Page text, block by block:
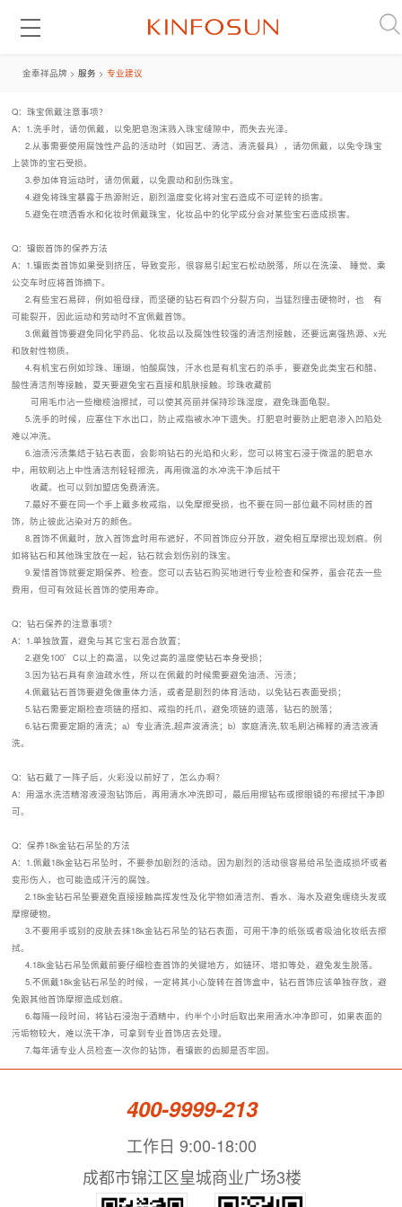
金奉祥品牌 > 服务 > 专业建议
Q：珠宝佩戴注意事项？
A：1.洗手时，请勿佩戴，以免肥皂泡沫溅入珠宝缝隙中，而失去光泽。
2.从事需要使用腐蚀性产品的活动时（如园艺、清洁、清洗餐具），请勿佩戴，以免令珠宝
上装饰的宝石受损。
3.参加体育运动时，请勿佩戴，以免震动和刮伤珠宝。
4.避免将珠宝暴露于热源附近，剧烈温度变化将对宝石造成不可逆转的损害。
5.避免在喷洒香水和化妆时佩戴珠宝，化妆品中的化学成分会对某些宝石造成损害。
Q：镶嵌首饰的保养方法
A：1.镶嵌类首饰如果受到挤压，导致变形，很容易引起宝石松动脱落，所以在洗澡、 睡觉、乘
公交车时应将首饰摘下。
2.有些宝石易碎，例如祖母绿，而坚硬的钻石有四个分裂方向，当猛烈撞击硬物时，也 有
可能裂开，因此运动和劳动时不宜佩戴首饰。
3.佩戴首饰要避免同化学药品、化妆品以及腐蚀性较强的清洁剂接触，还要远离强热源、x光
和放射性物质。
4.有机宝石例如珍珠、珊瑚，怕酸腐蚀，汗水也是有机宝石的杀手，要避免此类宝石和醋、
酸性清洁剂等接触，夏天要避免宝石直接和肌肤接触。珍珠收藏前
可用毛巾沾一些橄榄油擦拭，可以使其亮丽并保持珍珠湿度，避免珠面龟裂。
5.洗手的时候，应塞住下水出口，防止戒指被水冲下遗失。打肥皂时要防止肥皂渗入凹陷处
难以冲洗。
6.油渍污渍集结于钻石表面，会影响钻石的光焰和火彩，您可以将宝石浸于微温的肥皂水
中，用软刷沾上中性清洁剂轻轻擦洗，再用微温的水冲洗干净后拭干
收藏。也可以到加盟店免费清洗。
7.最好不要在同一个手上戴多枚戒指，以免摩擦受损，也不要在同一部位戴不同材质的首
饰，防止彼此沾染对方的颜色。
8.首饰不佩戴时，放入首饰盒时用布遮好，不同首饰应分开放，避免相互摩擦出现划痕。例
如将钻石和其他珠宝放在一起，钻石就会划伤别的珠宝。
9.爱惜首饰就要定期保养、检查。您可以去钻石购买地进行专业检查和保养，虽会花去一些
费用，但可有效延长首饰的使用寿命。
Q：钻石保养的注意事项？
A：1.单独放置，避免与其它宝石混合放置；
2.避免100゜C以上的高温，以免过高的温度使钻石本身受损；
3.因为钻石具有亲油疏水性，所以在佩戴的时候需要避免油渍、污渍；
4.佩戴钻石首饰要避免做重体力活，或者是剧烈的体育活动，以免钻石表面受损；
5.钻石需要定期检查项链的搭扣、戒指的托爪，避免项链的遗落，钻石的脱落；
6.钻石需要定期的清洗；a）专业清洗,超声波清洗；b）家庭清洗,软毛刷沾稀释的清洁液清
洗。
Q：钻石戴了一阵子后，火彩没以前好了，怎么办啊？
A：用温水洗洁精溶液浸泡钻饰后，再用清水冲洗即可，最后用擦钻布或擦眼镜的布擦拭干净即
可。
Q：保养18k金钻石吊坠的方法
A：1.佩戴18k金钻石吊坠时，不要参加剧烈的活动。因为剧烈的活动很容易给吊坠造成损坏或者
变形伤人，也可能造成汗污的腐蚀。
2.18k金钻石吊坠要避免直接接触高挥发性及化学物如清洁剂、香水、海水及避免缠绕头发或
摩擦硬物。
3.不要用手或别的皮肤去抹18k金钻石吊坠的钻石表面，可用干净的纸张或者吸油化妆纸去擦
拭。
4.18k金钻石吊坠佩戴前要仔细检查首饰的关键地方，如链环、塔扣等处，避免发生脱落。
5.不佩戴18k金钻石吊坠的时候，一定将其小心旋转在首饰盒中，钻石首饰应该单独存放，避
免跟其他首饰摩擦造成划痕。
6.每隔一段时间，将钻石浸泡于酒精中，约半个小时后取出来用清水冲净即可，如果表面的
污垢物较大，难以洗干净，可拿到专业首饰店去处理。
7.每年请专业人员检查一次你的钻饰，看镶嵌的齿脚是否牢固。
400-9999-213
工作日 9:00-18:00
成都市锦江区皇城商业广场3楼